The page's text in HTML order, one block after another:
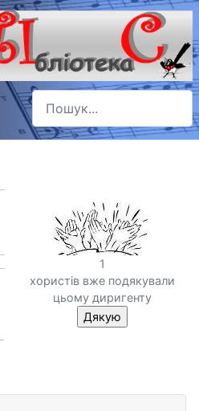
Пошук
Type 2 or more characters
1
хористів вже подякували
цьому диригенту